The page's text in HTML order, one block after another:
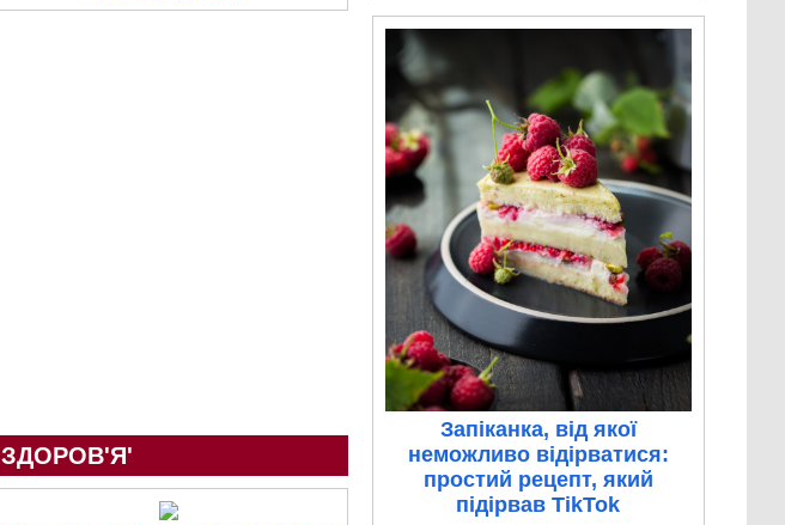
ЗДОРОВ'Я'
Запіканка, від якої
неможливо відірватися:
простий рецепт, який
підірвав TikTok